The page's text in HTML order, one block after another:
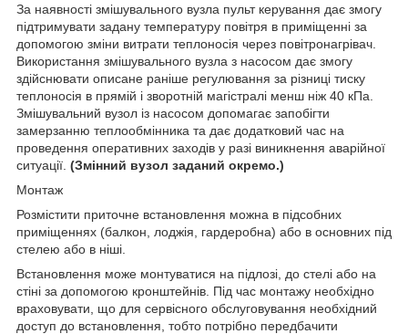
За наявності змішувального вузла пульт керування дає змогу
підтримувати задану температуру повітря в приміщенні за
допомогою зміни витрати теплоносія через повітронагрівач.
Використання змішувального вузла з насосом дає змогу
здійснювати описане раніше регулювання за різниці тиску
теплоносія в прямій і зворотній магістралі менш ніж 40 кПа.
Змішувальний вузол із насосом допомагає запобігти
замерзанню теплообмінника та дає додатковий час на
проведення оперативних заходів у разі виникнення аварійної
ситуації. (Змінний вузол заданий окремо.)
Монтаж
Розмістити приточне встановлення можна в підсобних
приміщеннях (балкон, лоджія, гардеробна) або в основних під
стелею або в ніші.
Встановлення може монтуватися на підлозі, до стелі або на
стіні за допомогою кронштейнів. Під час монтажу необхідно
враховувати, що для сервісного обслуговування необхідний
доступ до встановлення, тобто потрібно передбачити